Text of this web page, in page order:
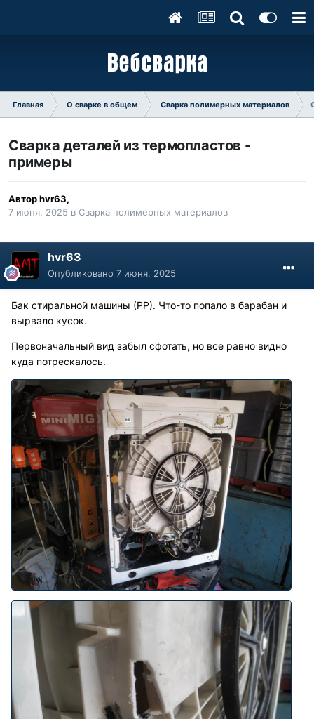
Главная О сварке в общем Сварка полимерных материалов
Сварка деталей из термопластов -
примеры
Авторhvr63,
7 июня, 2025 в Сварка полимерных материалов
hvr63
Опубликовано 7 июня, 2025
Бак стиральной машины (РР). Что-то попало в барабан и
вырвало кусок.
Первоначальный вид забыл сфотать, но все равно видно
куда потрескалось.